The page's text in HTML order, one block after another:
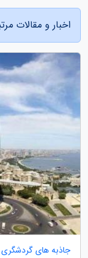
اخبار و مقالات
جاذبه های گردشگری